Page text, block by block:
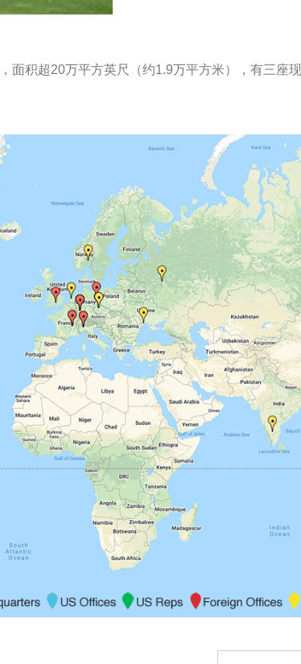
，面积超20万平方英尺（约1.9万平方米），有三座